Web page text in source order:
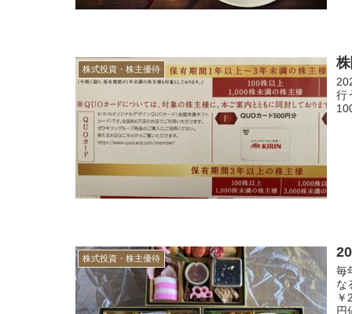
株式投資・株主優待
行
株式投資・株主優待
毎
な
￥
円